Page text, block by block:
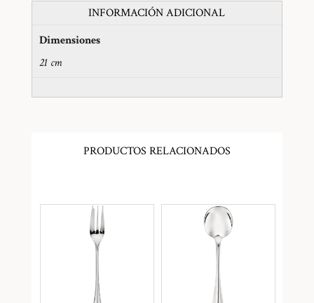
INFORMACIÓN ADICIONAL
Dimensiones
21 cm
PRODUCTOS RELACIONADOS